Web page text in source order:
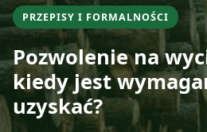
PRZEPISY I FORMALNOŚCI
Pozwolenie na
kiedy jest
uzyskać?